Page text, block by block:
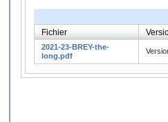
Fichier
2021-23-BREY-the-
long.pdf